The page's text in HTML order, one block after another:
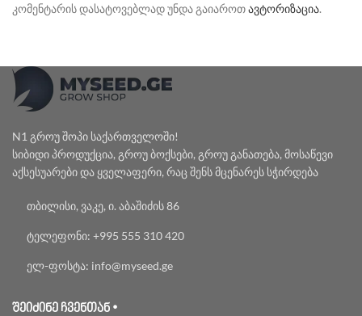
კომენტარის დასატოვებლად უნდა გაიაროთავტორიზაცია.
N1 გროუ შოპი საქართველოში!
სიბიდი პროდუქცია, გროუ ბოქსები, გროუ განათება, მოსაწევი
აქსესუარები და ყველაფერი, რაც შენს მცენარეს სჭირდება
თბილისი, ვაკე, ი. აბაშიძის 86
ტელეფონი: +995 555 310 420
ელ-ფოსტა: info@myseed.ge
ᲨᲔᲘᲫᲘᲜᲔ ᲩᲕᲔᲜᲗᲐᲜ •